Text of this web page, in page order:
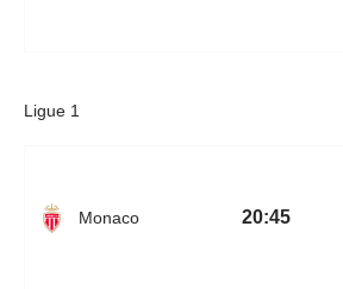
Ligue 1
Monaco 20:45